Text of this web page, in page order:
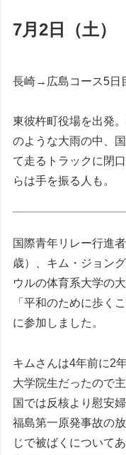
7月2日（土）
長崎→広島コース5日
東彼杵町役場を出発
のような大雨の中、
て走るトラックに閉
らは手を振る人も。
国際青年リレー行進
歳）、キム・ジョン
ウルの体育系大学の
「平和のために歩く
に参加しました。
キムさんは4年前に2
大学院生だったので
国では反核より慰安
福島第一原発事故の
じで被ばくについて